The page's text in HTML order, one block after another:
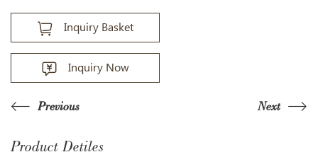
Inquiry Basket
Inquiry Now
Previous Next
Product Detiles